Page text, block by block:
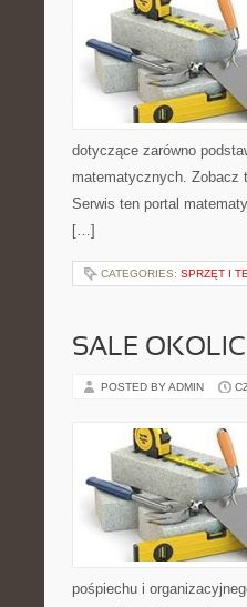
dotyczące zarówno
matematycznych. Zobacz
Serwis ten portal
[…]
CATEGORIES: SPRZĘT I
SALE
POSTED BY ADMIN
pośpiechu i